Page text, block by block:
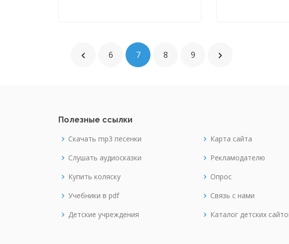
6 7 8 9
Полезные ссылки
Скачать mp3 песенки
Слушать аудиосказки
Купить коляску
Учебники в pdf
Детские учреждения
Карта сайта
Рекламодателю
Опрос
Связь с нами
Каталог детских